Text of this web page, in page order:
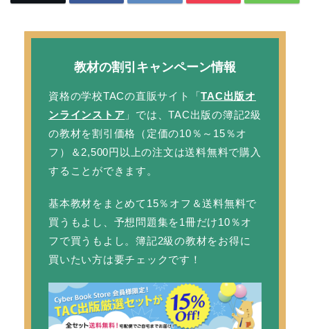
教材の割引キャンペーン情報
資格の学校TACの直販サイト「TAC出版オ
ンラインストア 」では、TAC出版の簿記2級
の教材を割引価格
（定価の10％～15％オ
フ）＆2,500円以上の注文は送料無料で購入
することができます。
基本教材をまとめて15％オフ＆送料無料で
買うもよし、予想問題集を1冊だけ10％オ
フで買うもよし。簿記2級の教材をお得に
買いたい方は要チェックです！